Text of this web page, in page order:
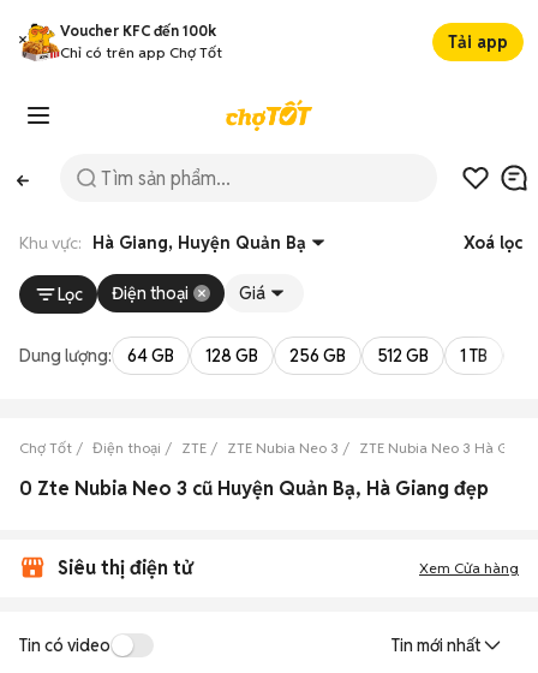
Voucher KFC đến 100k
Chỉ có trên app Chợ Tốt
Tải app
Khu vực: Hà Giang, Huyện Quản Bạ Xoá lọc
Lọc Điện thoại Giá
Dung lượng: 64 GB 128 GB 256 GB 512 GB 1 TB
Chợ Tốt Điện thoại ZTE ZTE Nubia Neo 3 ZTE Nubia Neo 3 Hà Giang
0 Zte Nubia Neo 3 cũ Huyện Quản Bạ, Hà Giang đẹp
Siêu thị điện tử Xem Cửa hàng
Tin có video Tin mới nhất